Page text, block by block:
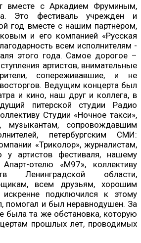
вместе с Аркадием Фруминым,
Это фестиваль учрежден и
год вместе с нашим партнёром,
и его компанией «Русская
всем исполнителям -
этого года. Самое дорогое –
артистов, внимательные
сопереживавшие, и не
Ведущим концерта был
и кино, наш друг и коллега, в
питерской студии Радио
Студии «Ночное такси»,
музыкантам, сопровождавшим
петербургским СМИ:
«Триколор», журналистам,
у артистов фестиваля, нашему
отелю «М97», коллективу
Ленинградской области,
всем друзьям, хорошим
подключился к этому
помогал и был неравнодушен. За
была та же обстановка, которую
прошлых лет, проводимых